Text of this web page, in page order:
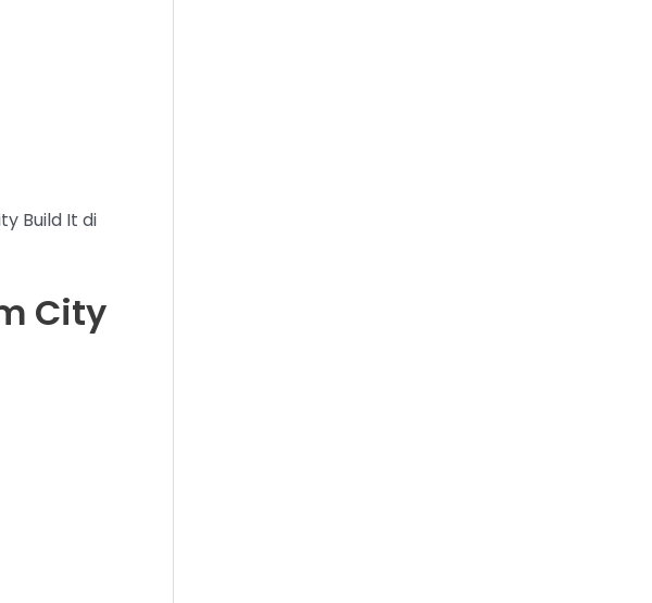
Build It di
City